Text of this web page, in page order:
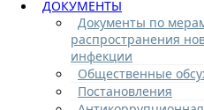
ДОКУМЕНТЫ
Документы по
распространения
инфекции
Общественные
Постановления